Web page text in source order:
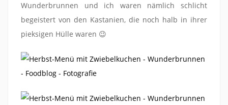
Wunderbrunnen und ich waren nämlich schlicht
begeistert von den Kastanien, die noch halb in ihrer
pieksigen Hülle waren 😉